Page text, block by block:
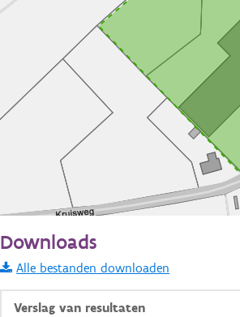
Informatie Vlaanderen
i
Downloads
Alle bestanden downloaden
Verslag van resultaten